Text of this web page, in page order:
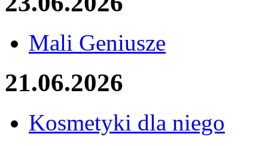
Mali Geniusze
21.06.2026
Kosmetyki dla niego